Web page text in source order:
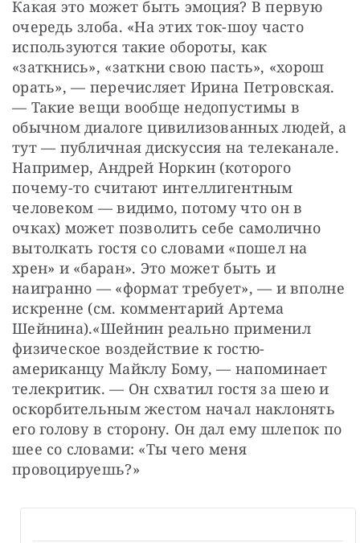
Какая это может быть эмоция? В первую
очередь злоба. «На этих ток-шоу часто
используются такие обороты, как
«заткнись», «заткни свою пасть», «хорош
орать», — перечисляет Ирина Петровская.
— Такие вещи вообще недопустимы в
обычном диалоге цивилизованных людей, а
тут — публичная дискуссия на телеканале.
Например, Андрей Норкин (которого
почему-то считают интеллигентным
человеком — видимо, потому что он в
очках) может позволить себе самолично
вытолкать гостя со словами «пошел на
хрен» и «баран». Это может быть и
наигранно — «формат требует», — и вполне
искренне (см. комментарий Артема
Шейнина).«Шейнин реально применил
физическое воздействие к гостю-
американцу Майклу Бому, — напоминает
телекритик. — Он схватил гостя за шею и
оскорбительным жестом начал наклонять
его голову в сторону. Он дал ему шлепок по
шее со словами: «Ты чего меня
провоцируешь?»